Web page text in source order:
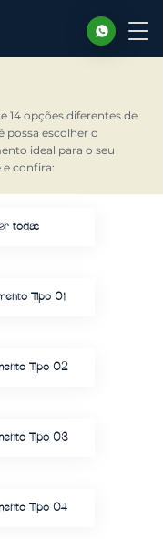
14 opções diferentes de
possa escolher o
ideal para o seu
e confira:
todas
Tipo 01
Tipo 02
Tipo 03
Tipo 04